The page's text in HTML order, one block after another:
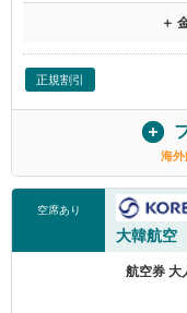
＋
正規割引
海外
空席あり
大韓航空
航空券 大